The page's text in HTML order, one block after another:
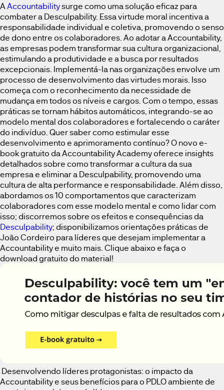
AAccountabilitysurge como uma solução eficaz para
combater a Desculpability. Essa virtude moral incentiva a
responsabilidade individual e coletiva, promovendo o senso
de dono entre os colaboradores. Ao adotar a Accountability,
as empresas podem transformar sua cultura organizacional,
estimulando a produtividade e a busca por resultados
excepcionais. Implementá-la nas organizações envolve um
processo de desenvolvimento das virtudes morais. Isso
começa com o reconhecimento da necessidade de
mudança em todos os níveis e cargos. Com o tempo, essas
práticas se tornam hábitos automáticos, integrando-se ao
modelo mental dos colaboradores e fortalecendo o caráter
do indivíduo. Quer saber como estimular esse
desenvolvimento e aprimoramento contínuo? O novo e-
book gratuito da Accountability Academy oferece insights
detalhados sobre como transformar a cultura da sua
empresa e eliminar a Desculpability, promovendo uma
cultura de alta performance e responsabilidade. Além disso,
abordamos os 10 comportamentos que caracterizam
colaboradores com esse modelo mental e como lidar com
isso; discorremos sobre os efeitos e consequências da
Desculpability; disponibilizamos orientações práticas de
João Cordeiro para líderes que desejam implementar a
Accountability e muito mais. Clique abaixo e faça o
download gratuito do material!
Desenvolvendo líderes protagonistas: o impacto da
Accountability e seus benefícios para o PDLO ambiente de